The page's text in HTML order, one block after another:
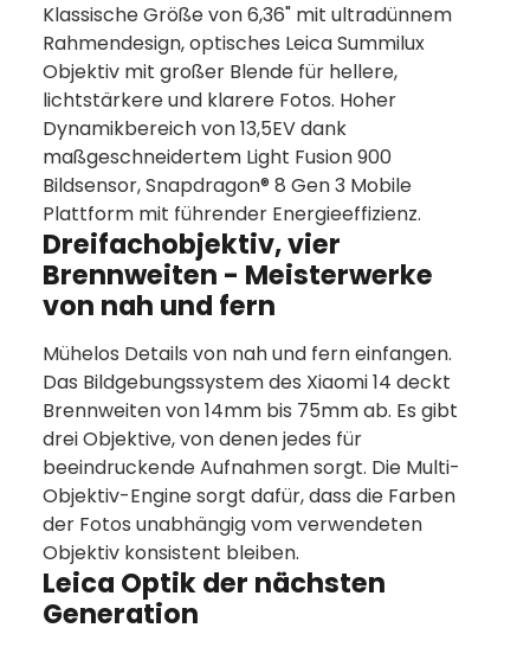
Klassische Größe von 6,36" mit ultradünnem
Rahmendesign, optisches Leica Summilux
Objektiv mit großer Blende für hellere,
lichtstärkere und klarere Fotos. Hoher
Dynamikbereich von 13,5EV dank
maßgeschneidertem Light Fusion 900
Bildsensor, Snapdragon® 8 Gen 3 Mobile
Plattform mit führender Energieeffizienz.
Dreifachobjektiv, vier
Brennweiten - Meisterwerke
von nah und fern
Mühelos Details von nah und fern einfangen.
Das Bildgebungssystem des Xiaomi 14 deckt
Brennweiten von 14mm bis 75mm ab. Es gibt
drei Objektive, von denen jedes für
beeindruckende Aufnahmen sorgt. Die Multi-
Objektiv-Engine sorgt dafür, dass die Farben
der Fotos unabhängig vom verwendeten
Objektiv konsistent bleiben.
Leica Optik der nächsten
Generation